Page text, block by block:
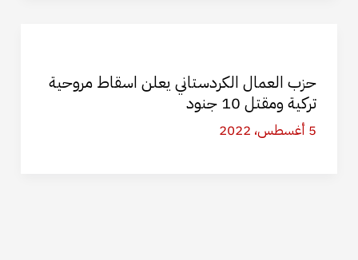
حزب العمال الكردستاني يعلن اسقاط مروحية
تركية ومقتل 10 جنود
5 أغسطس، 2022